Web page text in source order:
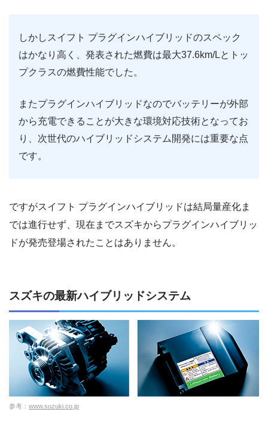
しかしスイフト プラグインハイブリッドのスペック
はかなり高く、発表された燃費は最大37.6km/Lとトッ
プクラスの燃費性能でした。
またプラグインハイブリッドなのでバッテリーが外部
から充電できることが大きな環境対応技術となってお
り、次世代のハイブリッドシステム開発には重要な点
です。
ですがスイフト プラグインハイブリッドは結局量産化ま
では進行せず、現在までスズキからプラグインハイブリッ
ドが発売登場されたことはありません。
スズキの最新ハイブリッドシステム
参考： www.suzuki.co.jp